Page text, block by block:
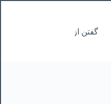
گفتن از نانوشتنی